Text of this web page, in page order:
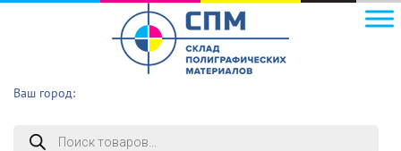
Ваш город:
Поиск
товаров